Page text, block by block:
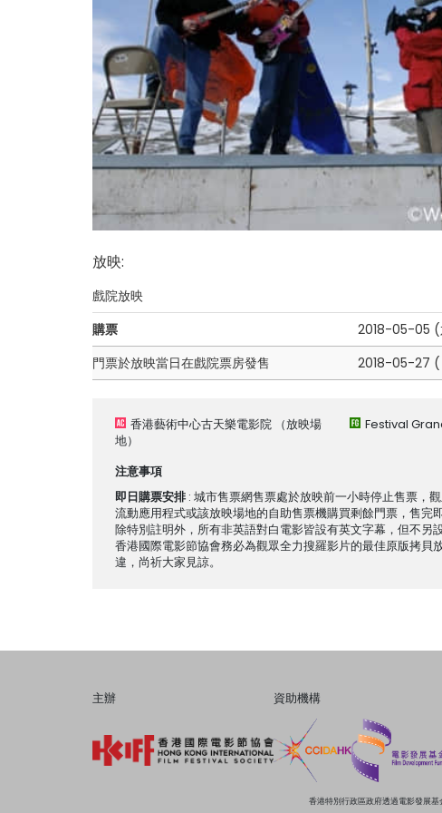
放映:
戲院放映
購票
2018-05-05 (
門票於放映當日在戲院票房發售
2018-05-27 (
香港藝術中心古天樂電影院 （放映場
地）
Festival
注意事項
即日購票安排 : 城市售票網售票處於放映前一小時停止售票，觀
流動應用程式或該放映場地的自助售票機購買剩餘門票，售完即
除特別註明外，所有非英語對白電影皆設有英文字幕，但不另設
香港國際電影節協會務必為觀眾全力搜羅影片的最佳原版拷貝
違，尚祈大家見諒。
主辦 資助機構
香港特別行政區政府透過電影發展